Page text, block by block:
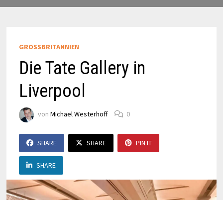
GROSSBRITANNIEN
Die Tate Gallery in
Liverpool
von Michael Westerhoff 0
SHARE SHARE PIN IT
SHARE